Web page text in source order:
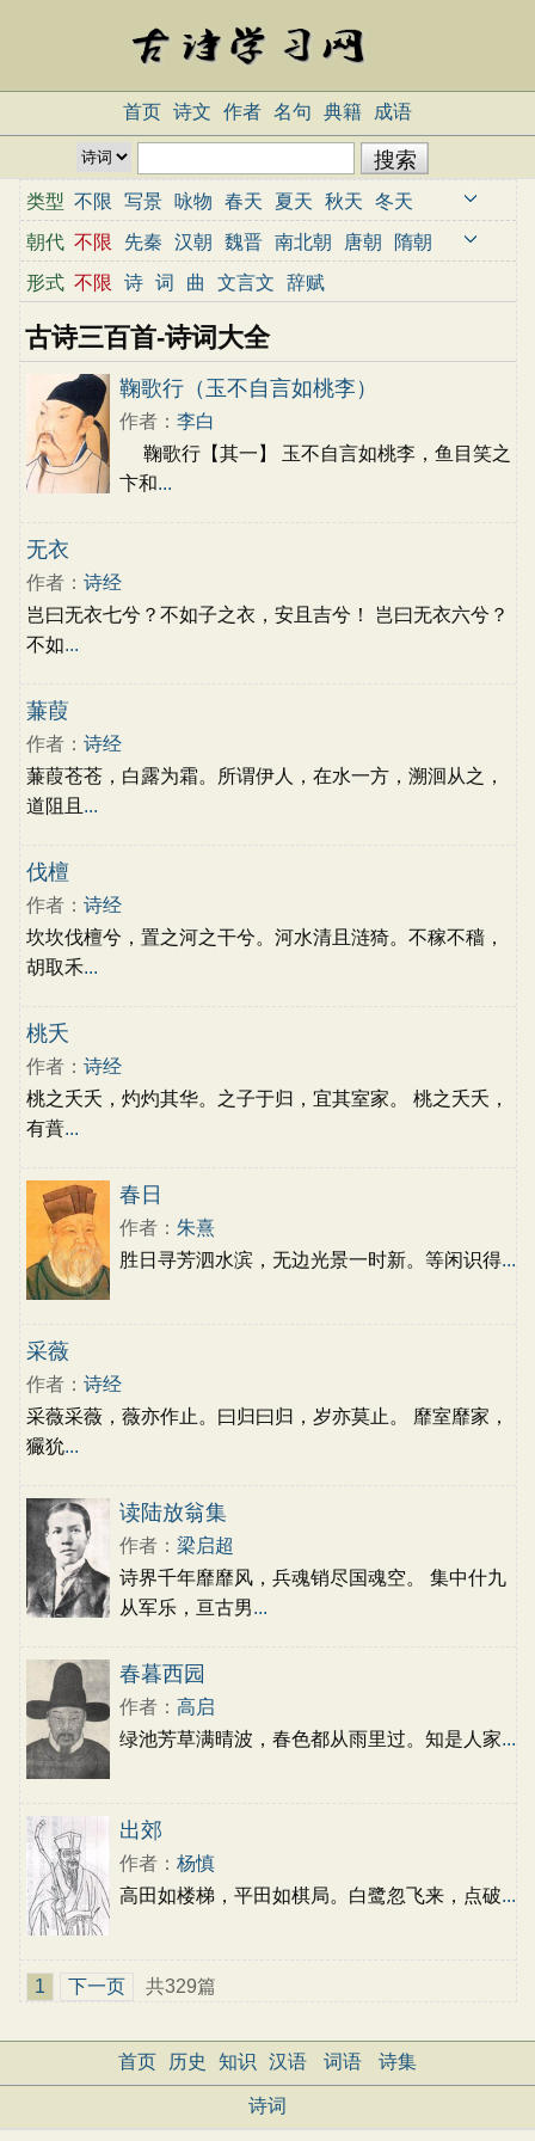
首页 诗文 作者 名句 典籍 成语
类型 不限 写景 咏物 春天 夏天 秋天
冬天
写雨
写雪 写风 写花 梅花 荷花
菊花
柳树 月亮 山水 写山 写水 长江
黄河
儿童 写鸟 写马 田园 边塞 地名 抒情
爱国 离别 送别 思乡
哲理 闺怨 悼亡 写人 老师 母亲 友情
战争
读书 惜时 婉约 豪放 诗经
节日
春节 元宵节
七夕节
中秋节 重阳节 忧国忧民
咏史怀古
初中文言文
唐诗三百首
古诗三百首 宋词三百首
朝代 不限 先秦 汉朝 魏晋 南北朝 唐朝
隋朝
宋朝
元朝 明朝 清朝 近代
形式 不限 诗 词 曲 文言文 辞赋
古诗三百首-诗词大全
鞠歌行（玉不自言如桃李）
作者： 李白
鞠歌行【其一】 玉不自言如桃李，鱼目笑之
卞和...
无衣
作者： 诗经
岂曰无衣七兮？不如子之衣，安且吉兮！ 岂曰无衣六兮？
不如...
蒹葭
作者： 诗经
蒹葭苍苍，白露为霜。所谓伊人，在水一方，溯洄从之，
道阻且 ...
伐檀
作者： 诗经
坎坎伐檀兮，置之河之干兮。河水清且涟猗。不稼不穑，
胡取禾...
桃夭
作者： 诗经
桃之夭夭，灼灼其华。之子于归，宜其室家。 桃之夭夭，
有蕡...
春日
作者： 朱熹
胜日寻芳泗水滨，无边光景一时新。等闲识得...
采薇
作者： 诗经
采薇采薇，薇亦作止。曰归曰归，岁亦莫止。 靡室靡家，
玁狁...
读陆放翁集
作者： 梁启超
诗界千年靡靡风，兵魂销尽国魂空。 集中什九
从军乐，亘古男...
春暮西园
作者： 高启
绿池芳草满晴波，春色都从雨里过。知是人家...
出郊
作者： 杨慎
高田如楼梯，平田如棋局。白鹭忽飞来，点破...
1 下一页 共329篇
首页 历史 知识 汉语 词语 诗集
诗词